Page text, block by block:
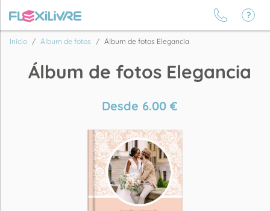
Inicio Álbum de fotos Álbum de fotos Elegancia
Álbum de fotos Elegancia
Desde 6.00€